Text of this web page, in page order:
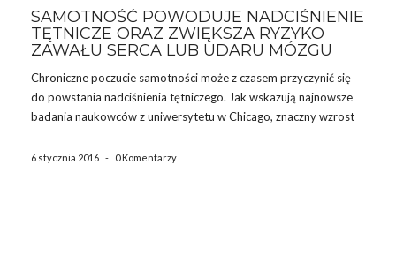
SAMOTNOŚĆ POWODUJE NADCIŚNIENIE
TĘTNICZE ORAZ ZWIĘKSZA RYZYKO
ZAWAŁU SERCA LUB UDARU MÓZGU
Chroniczne poczucie samotności może z czasem przyczynić się
do powstania nadciśnienia tętniczego. Jak wskazują najnowsze
badania naukowców z uniwersytetu w Chicago, znaczny wzrost
na bezpośredni związek pomiędzy samotnością a wzrostem
6 stycznia 2016 - 0 Komentarzy